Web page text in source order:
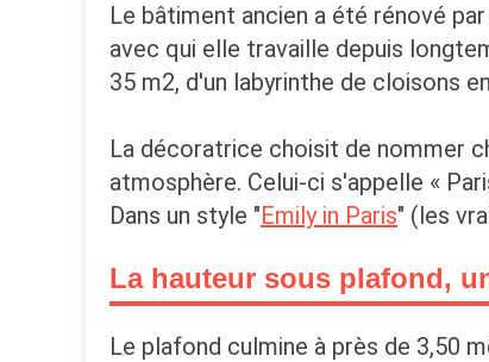
Le bâtiment ancien a été rénové
avec qui elle travaille depuis
35 m2, d'un labyrinthe de cloisons
La décoratrice choisit de nommer
atmosphère. Celui-ci s'appelle «
Dans un style "Emily in Paris" (les
La hauteur sous plafond,
Le plafond culmine à près de 3,50